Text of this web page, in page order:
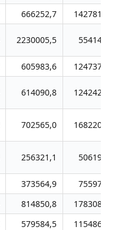
666252,7
1427811,6
2230005,5 554148,1
605983,6
1247370,7
614090,8 1242428,2
702565,0 1682202,7
256321,1 506192,1
373564,9
755978,5
814850,8
1783087,7
579584,5
1154861,1